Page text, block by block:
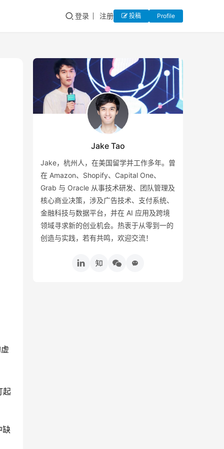
登录 注册 投稿 Profile
起
缺
Jake Tao
Jake，杭州人，在美国留学并工作多年。曾
在 Amazon、Shopify、Capital One、
Grab 与 Oracle 从事技术研发、团队管理及
核心商业决策，涉及广告技术、支付系统、
金融科技与数据平台，并在 AI 应用及跨境
领域寻求新的创业机会。热衷于从零到一的
创造与实践，若有共鸣，欢迎交流！